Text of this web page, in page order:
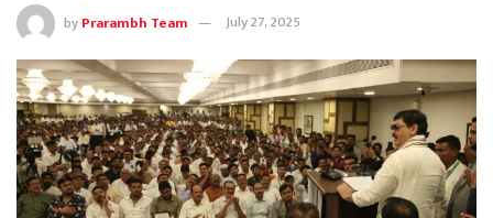
byPrarambh Team July 27, 2025